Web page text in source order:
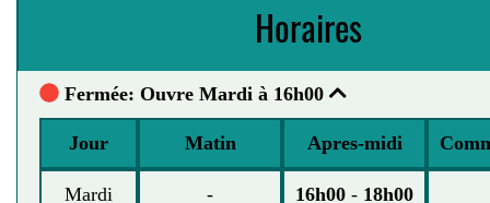
Horaires
Fermée: Ouvre Mardi à 16h00
Jour Matin Apres-midi
Mardi - 16h00 - 18h00